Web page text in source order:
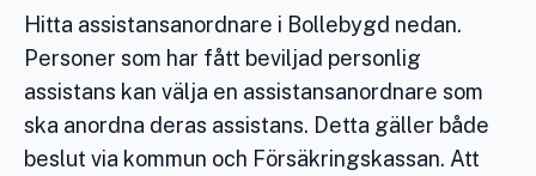
Hitta assistansanordnare i Bollebygd nedan.
Personer som har fått beviljad personlig
assistans kan välja en assistansanordnare som
ska anordna deras assistans. Detta gäller både
beslut via kommun och Försäkringskassan. Att